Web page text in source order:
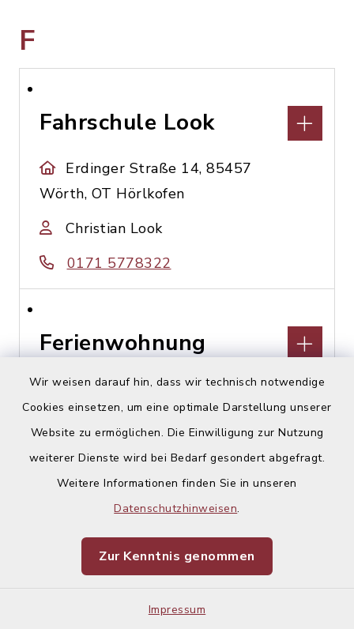
Wir weisen darauf hin, dass wir technisch notwendige
Cookies einsetzen, um eine optimale Darstellung unserer
Website zu ermöglichen. Die Einwilligung zur Nutzung
weiterer Dienste wird bei Bedarf gesondert abgefragt.
Weitere Informationen finden Sie in unseren
Datenschutzhinweisen.
Zur Kenntnis genommen
Impressum
F
Fahrschule Look
Erdinger Straße 14, 85457
Wörth, OT Hörlkofen
Christian Look
0171 5778322
Ferienwohnung
Hohenlindener Straße 44,
85457 Wörth, OT Hörlkofen
Stephan Lex
08122 229147
Financial Planing